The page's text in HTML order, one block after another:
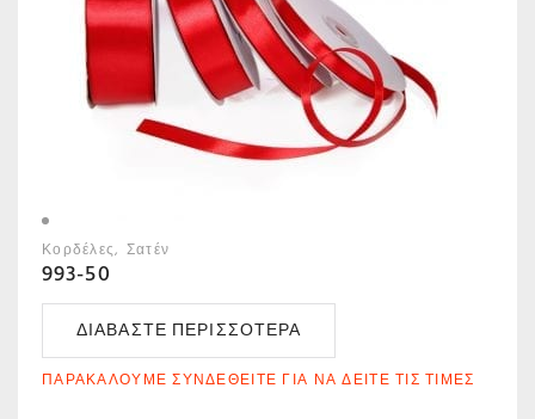
Κορδέλες Σατέν
993-50
ΔΙΑΒΆΣΤΕ ΠΕΡΙΣΣΌΤΕΡΑ
ΠΑΡΑΚΑΛΟΎΜΕ ΣΥΝΔΕΘΕΊΤΕ ΓΙΑ ΝΑ ΔΕΊΤΕ ΤΙΣ ΤΙΜΈΣ